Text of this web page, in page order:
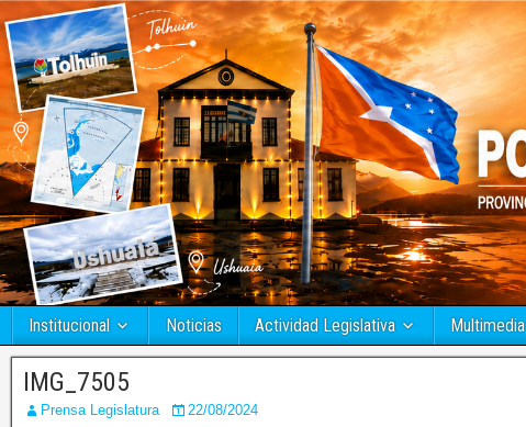
Institucional Noticias Actividad Legislativa Multimedia
IMG_7505
Prensa Legislatura 22/08/2024